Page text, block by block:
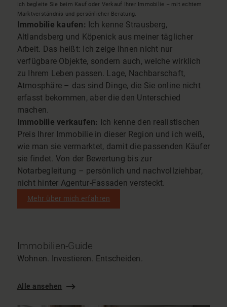
Ich begleite Sie beim Kauf oder Verkauf Ihrer Immobilie – mit echtem
Marktverständnis und persönlicher Beratung.
Immobilie kaufen: Ich kenne Strausberg,
Altlandsberg und Köpenick aus meiner täglicher
Arbeit. Das heißt: Ich zeige Ihnen nicht nur
verfügbare Objekte, sondern auch, welche wirklich
zu Ihrem Leben passen. Lage, Nachbarschaft,
Atmosphäre – das sind Dinge, die Sie online nicht
erfasst bekommen, aber die den Unterschied
machen.
Immobilie verkaufen: Ich kenne den realistischen
Preis Ihrer Immobilie in dieser Region und ich weiß,
wie man sie vermarktet, damit die passenden Käufer
sie findet. Von der Bewertung bis zur
Notarbegleitung – persönlich und nachvollziehbar,
nicht hinter Agentur-Fassaden versteckt.
Mehr über mich erfahren
Immobilien-Guide
Wohnen. Investieren. Entscheiden.
Alle ansehen